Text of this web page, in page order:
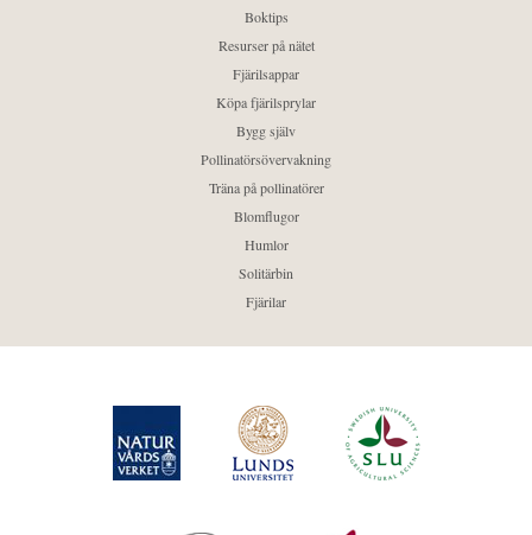
Boktips
Resurser på nätet
Fjärilsappar
Köpa fjärilsprylar
Bygg själv
Pollinatörsövervakning
Träna på pollinatörer
Blomflugor
Humlor
Solitärbin
Fjärilar